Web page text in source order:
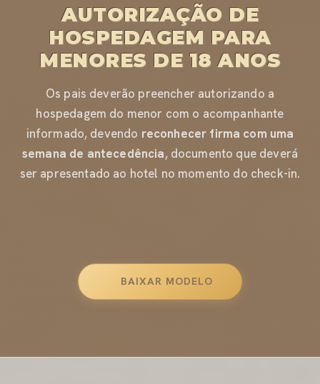
AUTORIZAÇÃO DE
HOSPEDAGEM PARA
MENORES DE 18 ANOS
Os pais deverão preencher autorizando a
hospedagem do menor com o acompanhante
informado, devendo reconhecer firma com uma
semana de antecedência, documento que deverá
ser apresentado ao hotel no momento do check-in.
BAIXAR MODELO